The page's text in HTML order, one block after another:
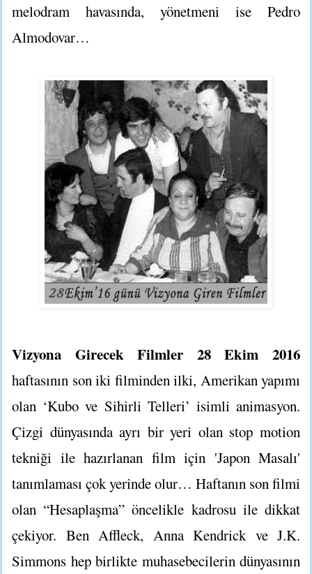
melodram havasında, yönetmeni ise Pedro
Almodovar…
Vizyona Girecek Filmler 28 Ekim 2016
haftasının son iki filminden ilki, Amerikan yapımı
olan ‘Kubo ve Sihirli Telleri’ isimli animasyon.
Çizgi dünyasında ayrı bir yeri olan stop motion
tekniği ile hazırlanan film için 'Japon Masalı'
tanımlaması çok yerinde olur… Haftanın son filmi
olan “Hesaplaşma” öncelikle kadrosu ile dikkat
çekiyor. Ben Affleck, Anna Kendrick ve J.K.
Simmons hep birlikte muhasebecilerin dünyasının